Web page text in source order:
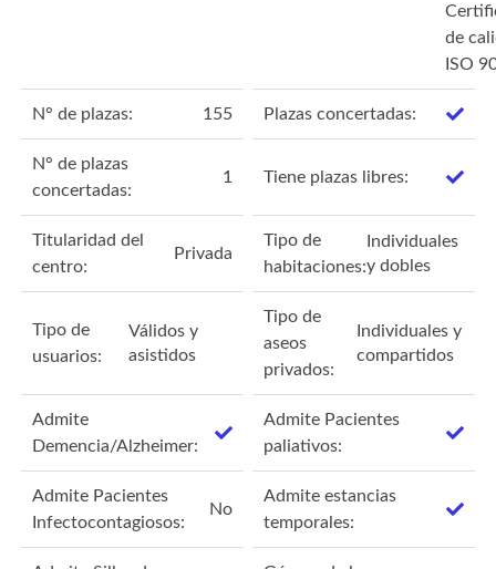
de
ISO
N° de plazas: 155 Plazas concertadas:
N° de plazas
concertadas:
1 Tiene plazas libres:
Titularidad del
centro:
Privada
Tipo de
habitaciones:
Individuales
y dobles
Tipo de
usuarios:
Válidos y
asistidos
Tipo de
aseos
privados:
Individuales y
compartidos
Admite
Demencia/Alzheimer:
Admite Pacientes
paliativos:
Admite Pacientes
Infectocontagiosos:
No
Admite estancias
temporales: